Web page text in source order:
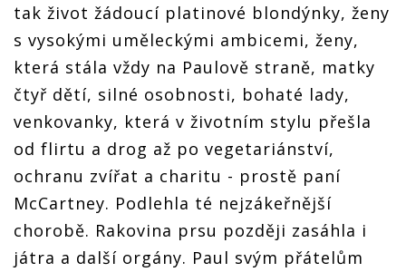
tak život žádoucí platinové blondýnky, ženy
s vysokými uměleckými ambicemi, ženy,
která stála vždy na Paulově straně, matky
čtyř dětí, silné osobnosti, bohaté lady,
venkovanky, která v životním stylu přešla
od flirtu a drog až po vegetariánství,
ochranu zvířat a charitu - prostě paní
McCartney. Podlehla té nejzákeřnější
chorobě. Rakovina prsu později zasáhla i
játra a další orgány. Paul svým přátelům